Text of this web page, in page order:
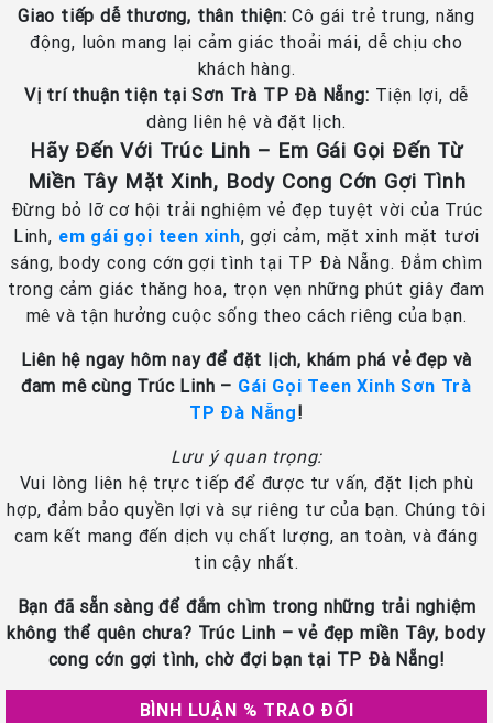
Giao tiếp dễ thương, thân thiện: Cô gái trẻ trung, năng
động, luôn mang lại cảm giác thoải mái, dễ chịu cho
khách hàng.
Vị trí thuận tiện tại Sơn Trà TP Đà Nẵng: Tiện lợi, dễ
dàng liên hệ và đặt lịch.
Hãy Đến Với Trúc Linh – Em Gái Gọi Đến Từ
Miền Tây Mặt Xinh, Body Cong Cớn Gợi Tình
Đừng bỏ lỡ cơ hội trải nghiệm vẻ đẹp tuyệt vời của Trúc
Linh, em gái gọi teen xinh, gợi cảm, mặt xinh mặt tươi
sáng, body cong cớn gợi tình tại TP Đà Nẵng. Đắm chìm
trong cảm giác thăng hoa, trọn vẹn những phút giây đam
mê và tận hưởng cuộc sống theo cách riêng của bạn.
Liên hệ ngay hôm nay để đặt lịch, khám phá vẻ đẹp và
đam mê cùng Trúc Linh – Gái Gọi Teen Xinh Sơn Trà
TP Đà Nẵng!
Lưu ý quan trọng:
Vui lòng liên hệ trực tiếp để được tư vấn, đặt lịch phù
hợp, đảm bảo quyền lợi và sự riêng tư của bạn. Chúng tôi
cam kết mang đến dịch vụ chất lượng, an toàn, và đáng
tin cậy nhất.
Bạn đã sẵn sàng để đắm chìm trong những trải nghiệm
không thể quên chưa? Trúc Linh – vẻ đẹp miền Tây, body
cong cớn gợi tình, chờ đợi bạn tại TP Đà Nẵng!
BÌNH LUẬN % TRAO ĐỔI